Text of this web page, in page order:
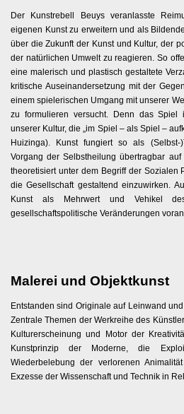
Der Kunstrebell Beuys veranlasste
eigenen Kunst zu erweitern und als
über die Zukunft der Kunst und Kultur, der
der natürlichen Umwelt zu reagieren. So
eine malerisch und plastisch gestaltete
kritische Auseinandersetzung mit der
einem spielerischen Umgang mit unserer
zu formulieren versucht. Denn das Spiel
unserer Kultur, die „im Spiel – als Spiel –
Huizinga). Kunst fungiert so als
Vorgang der Selbstheilung übertragbar auf
theoretisiert unter dem Begriff der Sozialen
die Gesellschaft gestaltend einzuwirken.
Kunst als Mehrwert und Vehikel
gesellschaftspolitische Veränderungen
Malerei und Objektkunst
Entstanden sind Originale auf Leinwand
Zentrale Themen der Werkreihe des
Kulturerscheinung und Motor der
Kunstprinzip der Moderne, die
Wiederbelebung der verlorenen
Exzesse der Wissenschaft und Technik in